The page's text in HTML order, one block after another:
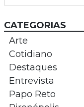
CATEGORIAS
Arte
Cotidiano
Destaques
Entrevista
Papo Reto